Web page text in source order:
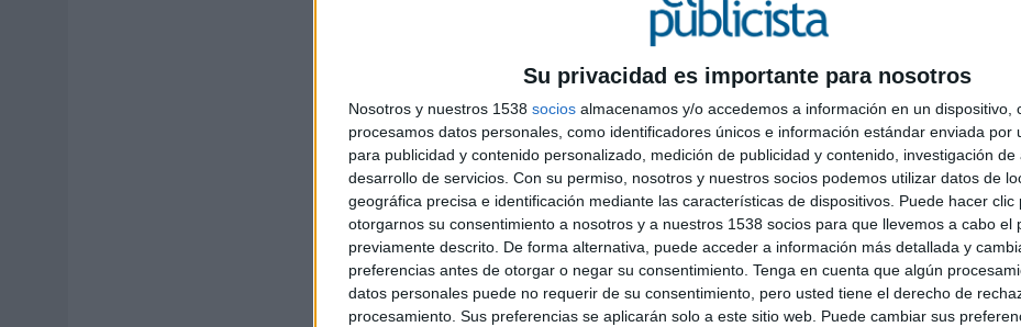
Su privacidad es importante para nosotros
Nosotros y nuestros 1538 socios almacenamos y/o accedemos a información en un dispositivo,
procesamos datos personales, como identificadores únicos e información estándar enviada por
para publicidad y contenido personalizado, medición de publicidad y contenido, investigación de
desarrollo de servicios. Con su permiso, nosotros y nuestros socios podemos utilizar datos de
geográfica precisa e identificación mediante las características de dispositivos. Puede hacer clic
otorgarnos su consentimiento a nosotros y a nuestros 1538 socios para que llevemos a cabo el
previamente descrito. De forma alternativa, puede acceder a información más detallada y
preferencias antes de otorgar o negar su consentimiento. Tenga en cuenta que algún
datos personales puede no requerir de su consentimiento, pero usted tiene el derecho de
procesamiento. Sus preferencias se aplicarán solo a este sitio web. Puede cambiar sus
03/08/